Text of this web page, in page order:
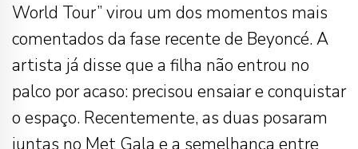
World Tour” virou um dos momentos mais
comentados da fase recente de Beyoncé. A
artista já disse que a filha não entrou no
palco por acaso: precisou ensaiar e conquistar
o espaço. Recentemente, as duas posaram
juntas no Met Gala e a semelhança entre